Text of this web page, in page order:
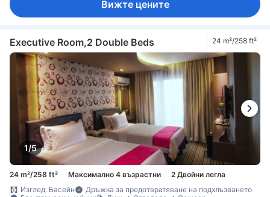
Вижте цените
Executive Room,2 Double Beds 24 m²/258 ft²
1/5
24 m²/258 ft² Максимално 4 възрастни
2 Двойни легла
Изглед: Басейн
Дръжка за предотвратяване на подхлъзването